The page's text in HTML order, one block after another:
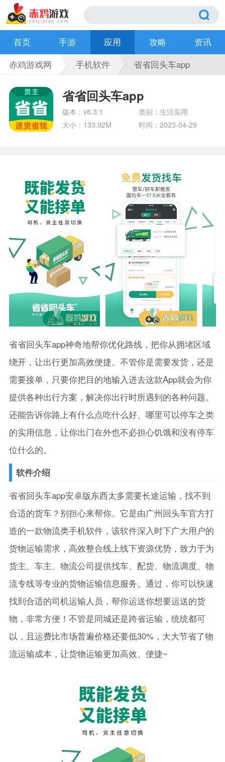
首页 手游 应用 攻略
资讯
赤鸡游戏网
手机软件 省省回头车app
省省回头车app
版本：v8.3.1
类别：生活实用
大小：133.92M
时间：2023-04-29
省省回头车app神奇地帮你优化路线，把你从拥堵区域
绕开，让出行更加高效便捷。不管你是需要发货，还是
需要接单，只要你把目的地输入进去这款App就会为你
提供各种出行方案，解决你出行时所遇到的各种问题。
还能告诉你路上有什么点吃什么好、哪里可以停车之类
的实用信息，让你出门在外也不必担心饥饿和没有停车
位什么的。
软件介绍
省省回头车app安卓版东西太多需要长途运输，找不到
合适的货车？别担心来帮你。它是由广州回头车官方打
造的一款物流类手机软件，该软件深入时下广大用户的
货物运输需求，高效整合线上线下资源优势，致力于为
货主、车主、物流公司提供找车、配货、物流调度、物
流专线等专业的货物运输信息服务。通过，你可以快速
找到合适的司机运输人员，帮你运送你想要运送的货
物，非常方便！不管是同城还是跨省运输，统统都可
以，且运费比市场普遍价格还要低30%，大大节省了物
流运输成本，让货物运输更加高效、便捷~